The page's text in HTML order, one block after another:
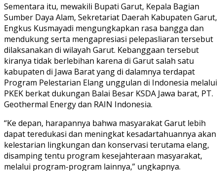
Sementara itu, mewakili Bupati Garut, Kepala Bagian
Sumber Daya Alam, Sekretariat Daerah Kabupaten Garut,
Engkus Kusmayadi mengungkapkan rasa bangga dan
mendukung serta mengapresiasi pelepasliaran tersebut
dilaksanakan di wilayah Garut. Kebanggaan tersebut
kiranya tidak berlebihan karena di Garut salah satu
kabupaten di Jawa Barat yang di dalamnya terdapat
Program Pelestarian Elang unggulan di Indonesia melalui
PKEK berkat dukungan Balai Besar KSDA Jawa barat, PT.
Geothermal Energy dan RAIN Indonesia.
“Ke depan, harapannya bahwa masyarakat Garut lebih
dapat teredukasi dan meningkat kesadartahuannya akan
kelestarian lingkungan dan konservasi terutama elang,
disamping tentu program kesejahteraan masyarakat,
melalui program-program lainnya,” ungkapnya.